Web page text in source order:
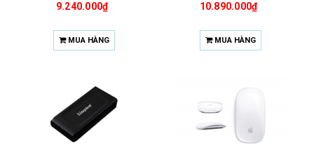
9.240.000₫
MUA HÀNG
10.890.000₫
MUA HÀNG